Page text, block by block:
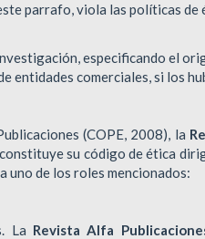
POLÍTICA REVISIÓN DE PARES
DERECHOS DE AUTOR Y
parrafo, viola las políticas de
especificando el
entidades comerciales, si los
(COPE, 2008), la
su código de ética
uno de los roles mencionados:
La Revista Alfa